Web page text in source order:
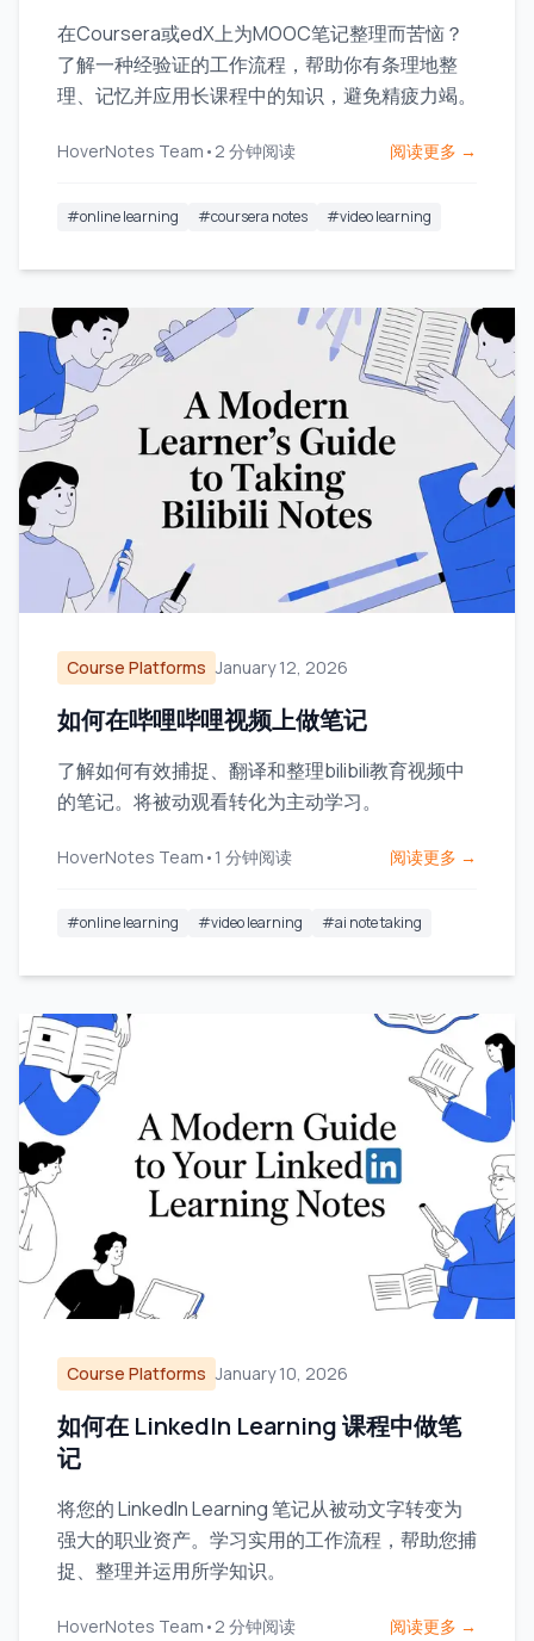
在Coursera或edX上为MOOC笔记整理而苦恼？
了解一种经验证的工作流程，帮助你有条理地整
理、记忆并应用长课程中的知识，避免精疲力竭。
HoverNotes Team • 2 分钟阅读 阅读更多 →
#online learning #coursera notes #video learning
Course Platforms January 12, 2026
如何在哔哩哔哩视频上做笔记
了解如何有效捕捉、翻译和整理bilibili教育视频中
的笔记。将被动观看转化为主动学习。
HoverNotes Team • 1 分钟阅读 阅读更多 →
#online learning #video learning #ai note taking
Course Platforms January 10, 2026
如何在 LinkedIn Learning 课程中做笔
记
将您的 LinkedIn Learning 笔记从被动文字转变为
强大的职业资产。学习实用的工作流程，帮助您捕
捉、整理并运用所学知识。
HoverNotes Team • 2 分钟阅读 阅读更多 →